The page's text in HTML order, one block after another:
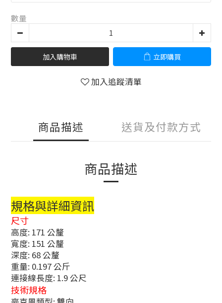
數量
加入購物車 立即購買
加入追蹤清單
商品描述 送貨及付款方式
商品描述
規格與詳細資訊
尺寸
高度: 171 公釐
寬度: 151 公釐
深度: 68 公釐
重量: 0.197 公斤
連接線長度: 1.9 公尺
技術規格